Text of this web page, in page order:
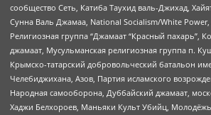
сообщество Сеть, Катиба Таухид валь-Джихад,
Сунна Валь Джамаа, National Socialism/White Power,
Религиозная группа “Джамаат “Красный пахарь”,
джамаат, Мусульманская религиозная группа п.
Крымско-татарский добровольческий батальон
Челебиджихана, Азов, Партия исламского
Народная самооборона, Дуббайский джамаат,
Хаджи Белхороев, Маньяки Культ Убийц,